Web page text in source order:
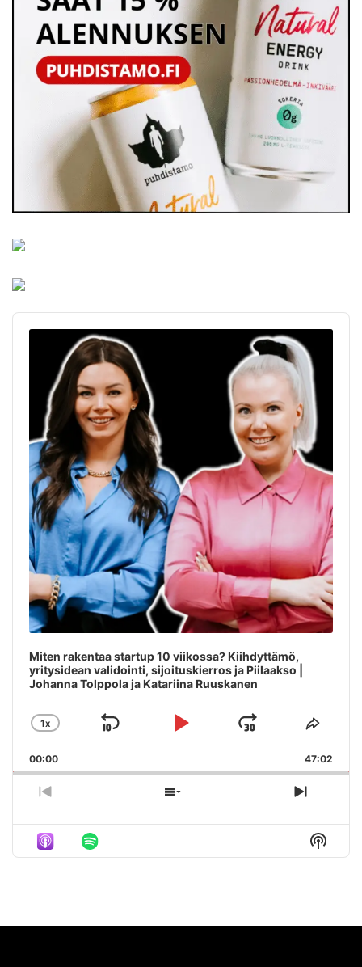
Audio
Player
Miten rakentaa startup 10 viikossa? Kiihdyttämö,
yritysidean validointi, sijoituskierros ja Piilaakso |
Johanna Tolppola ja Katariina Ruuskanen
CHANGE
RATE
1X
SKIP
PLAY JUMP
00:00 47:02
PREVIOUS
SHOW
NEXT
Show